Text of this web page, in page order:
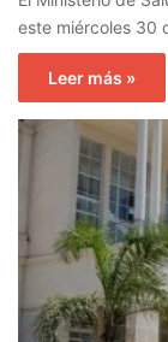
este miércoles 30
Leer más »